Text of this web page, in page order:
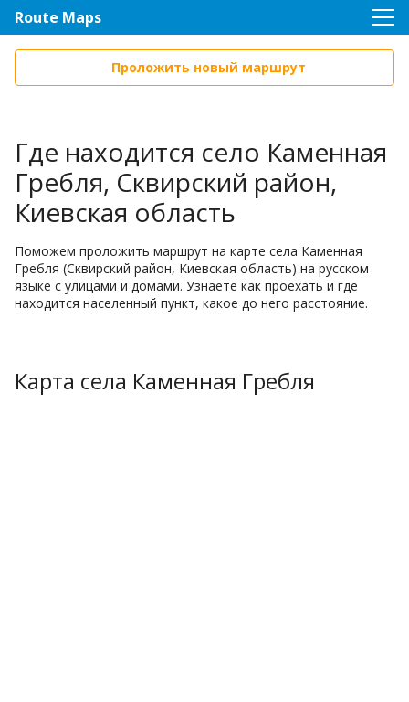
Route Maps
Проложить новый маршрут
Где находится село Каменная
Гребля, Сквирский район,
Киевская область
Поможем проложить маршрут на карте села Каменная
Гребля (Сквирский район, Киевская область) на русском
языке с улицами и домами. Узнаете как проехать и где
находится населенный пункт, какое до него расстояние.
Карта села Каменная Гребля